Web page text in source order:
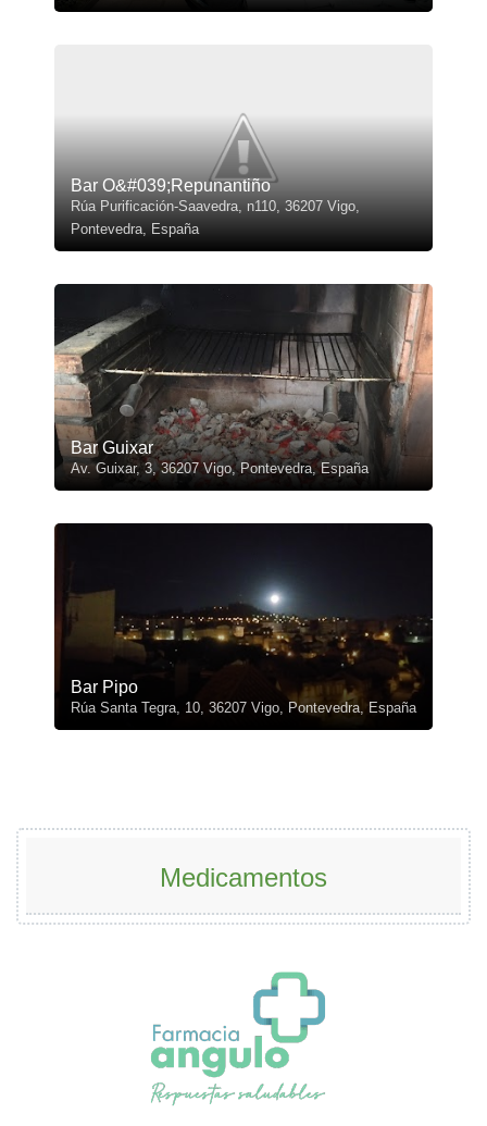
Bar O&#039;Repunantiño
Rúa Purificación-Saavedra, n110, 36207 Vigo,
Pontevedra, España
Bar Guixar
Av. Guixar, 3, 36207 Vigo, Pontevedra, España
Bar Pipo
Rúa Santa Tegra, 10, 36207 Vigo, Pontevedra, España
Medicamentos